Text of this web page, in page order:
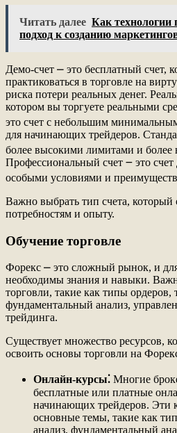
Читать далее Как технологии
подход к созданию
Демо-счет ⎼ это бесплатный счет,
практиковаться в торговле на
риска потери реальных денег.
котором вы торгуете реальными
это счет с небольшим
для начинающих трейдеров.
более высокими лимитами и более
Профессиональный счет ౼ это
особыми условиями и
Важно выбрать тип счета, который
потребностям и опыту.
Обучение торговле
Форекс ⎼ это сложный рынок, и
необходимы знания и навыки.
торговли, такие как типы ордеров,
фундаментальный анализ,
трейдинга.
Существует множество ресурсов,
освоить основы торговли на
Онлайн-курсы⁚ Многие
бесплатные или платные
начинающих трейдеров. Эти
основные темы, такие как
анализ, фундаментальный